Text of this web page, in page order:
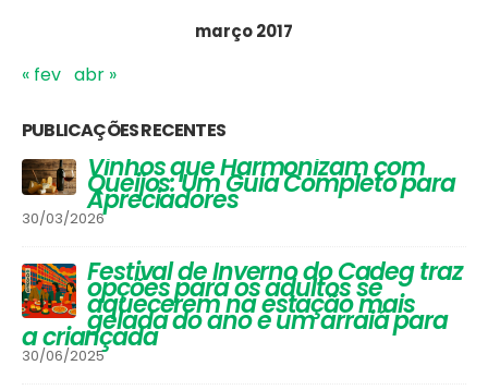
março 2017
« fev abr »
PUBLICAÇÕES RECENTES
Vinhos que Harmonizam com
Queijos: Um Guia Completo para
Apreciadores
30/03/2026
Festival de Inverno do Cadeg traz
opções para os adultos se
aquecerem na estação mais
gelada do ano e um arraiá para
a criançada
30/06/2025